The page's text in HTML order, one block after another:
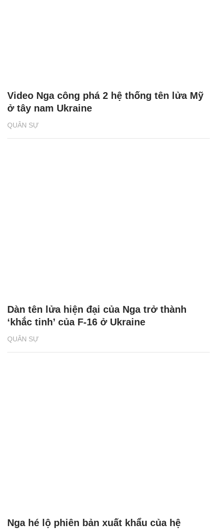
QUÂN SỰ
Video Nga công phá 2 hệ thống tên lửa Mỹ
ở tây nam Ukraine
QUÂN SỰ
Dàn tên lửa hiện đại của Nga trở thành
‘khắc tinh’ của F-16 ở Ukraine
Nga hé lộ phiên bản xuất khẩu của hệ